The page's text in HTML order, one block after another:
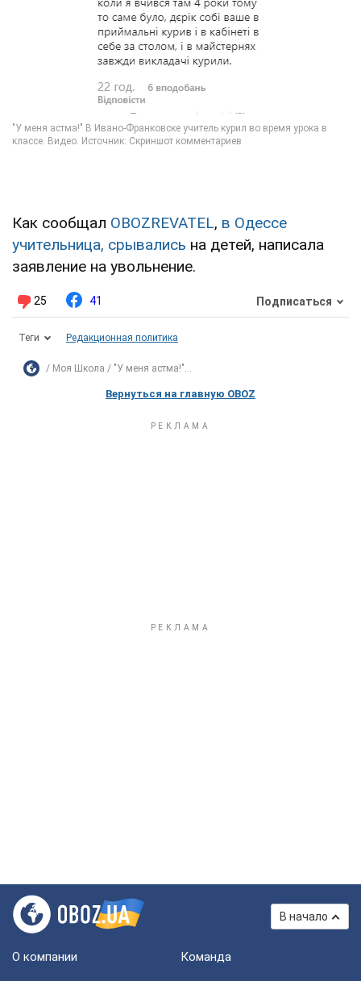
Как сообщал OBOZREVATEL, в Одессе
учительница, срывались на детей, написала
заявление на увольнение.
25 41 Подписаться
Теги Редакционная политика
Моя Школа "У меня астма!"...
Вернуться на главную OBOZ
В начало
О компании Команда